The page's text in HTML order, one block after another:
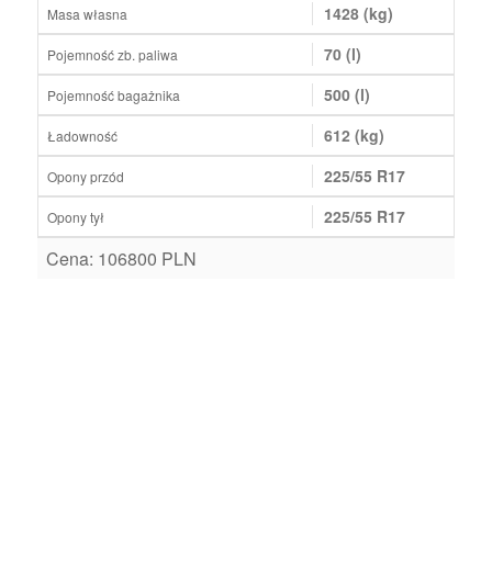
Masa własna 1428 (kg)
Pojemność zb. paliwa 70 (l)
Pojemność bagażnika 500 (l)
Ładowność 612 (kg)
Opony przód 225/55 R17
Opony tył 225/55 R17
Cena: 106800 PLN